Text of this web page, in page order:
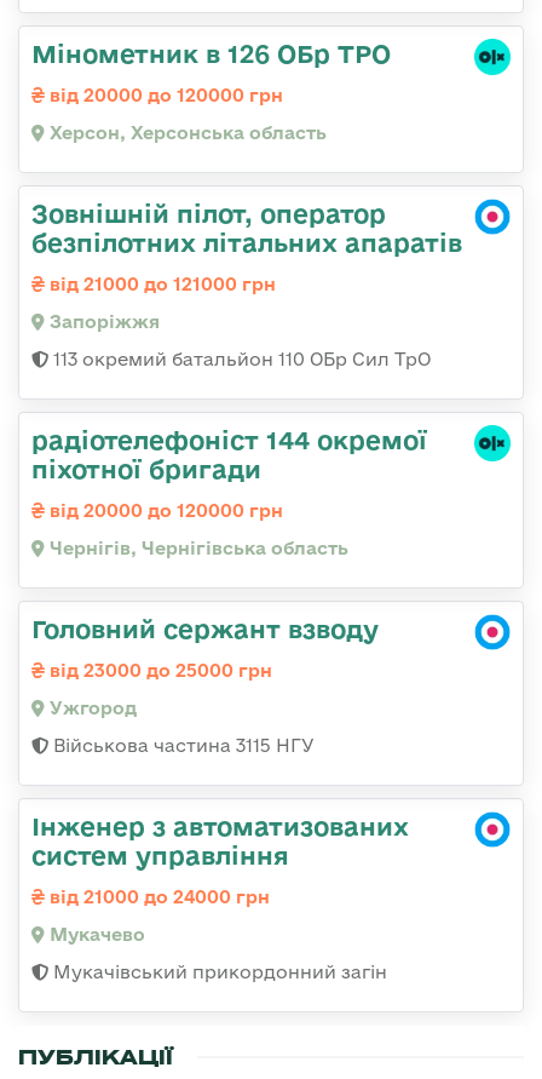
Мінометник в 126 ОБр ТРО
від 20000 до 120000 грн
Херсон, Херсонська область
Зовнішній пілот, оператор
безпілотних літальних апаратів
від 21000 до 121000 грн
Запоріжжя
113 окремий батальйон 110 ОБр Сил ТрО
радіотелефоніст 144 окремої
піхотної бригади
від 20000 до 120000 грн
Чернігів, Чернігівська область
Головний сержант взводу
від 23000 до 25000 грн
Ужгород
Військова частина 3115 НГУ
Інженер з автоматизованих
систем управління
від 21000 до 24000 грн
Мукачево
Мукачівський прикордонний загін
ПУБЛІКАЦІЇ